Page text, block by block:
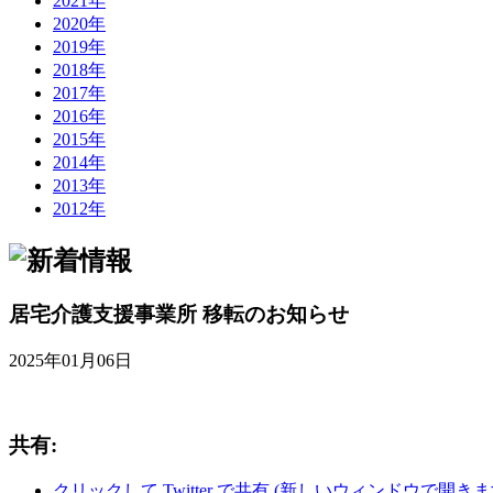
2020年
2019年
2018年
2017年
2016年
2015年
2014年
2013年
2012年
居宅介護支援事業所 移転のお知らせ
2025年01月06日
共有: